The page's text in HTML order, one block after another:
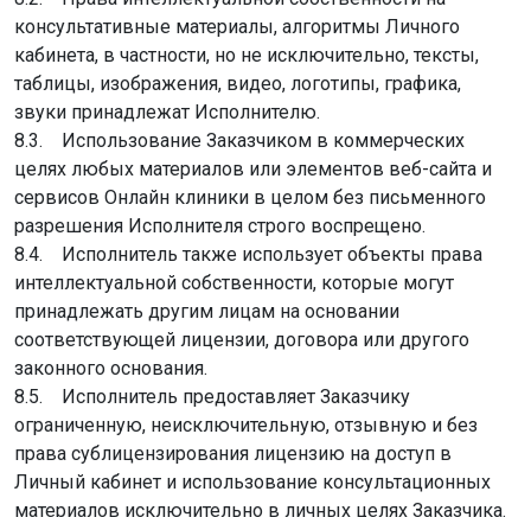
консультативные материалы, алгоритмы Личного
кабинета, в частности, но не исключительно, тексты,
таблицы, изображения, видео, логотипы, графика,
звуки принадлежат Исполнителю.
8.3. Использование Заказчиком в коммерческих
целях любых материалов или элементов веб-сайта и
сервисов Онлайн клиники в целом без письменного
разрешения Исполнителя строго воспрещено.
8.4. Исполнитель также использует объекты права
интеллектуальной собственности, которые могут
принадлежать другим лицам на основании
соответствующей лицензии, договора или другого
законного основания.
8.5. Исполнитель предоставляет Заказчику
ограниченную, неисключительную, отзывную и без
права сублицензирования лицензию на доступ в
Личный кабинет и использование консультационных
материалов исключительно в личных целях Заказчика.